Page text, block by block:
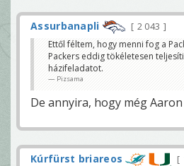
Assurbanapli
2 043
Ettől féltem, hogy menni fog a
Packers eddig tökéletesen
házifeladatot.
Pizsama
De annyira, hogy még Aaron
Kúrfürst briareos